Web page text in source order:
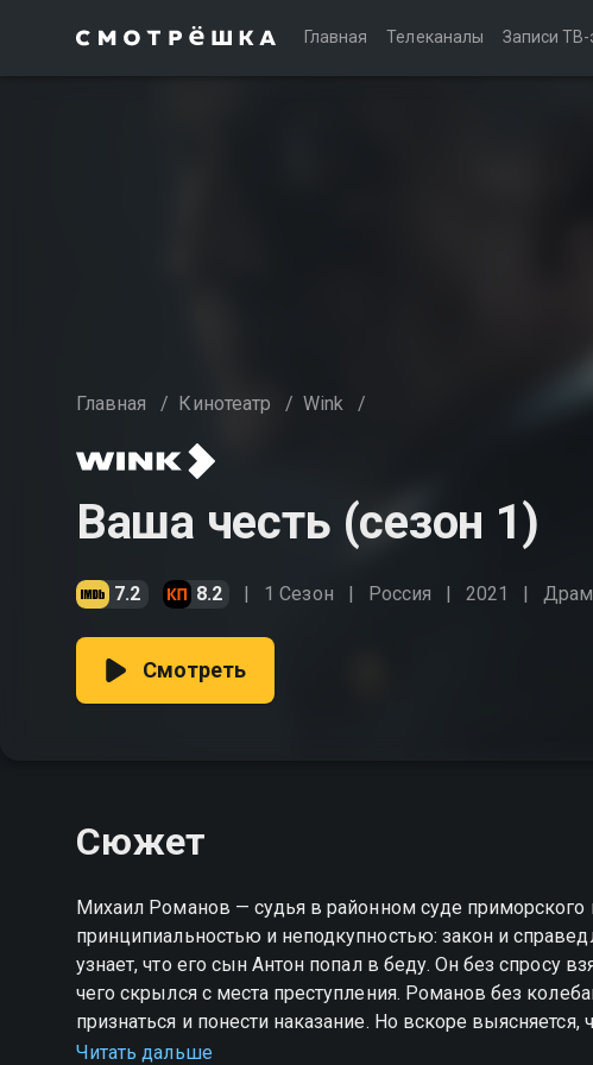
Главная Телеканалы Записи
Главная / Кинотеатр / Wink /
Ваша честь (сезон 1)
7.2 8.2 1 Сезон Россия 2021
Смотреть
Сюжет
Михаил Романов — судья в районном суде приморского
принципиальностью и неподкупностью: закон и
узнает, что его сын Антон попал в беду. Он без спросу
чего скрылся с места преступления. Романов без колебаний решает отвезти сына в полицию: он должен
признаться и понести наказание. Но вскоре
одного из самых опасных криминальных авторитетов
Читать дальше